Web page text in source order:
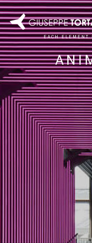
EACH ELEMENT
ANI